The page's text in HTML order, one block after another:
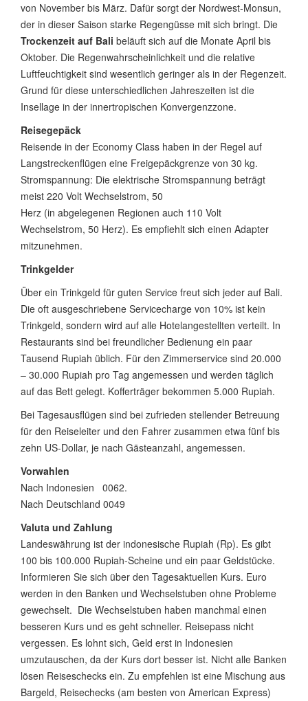
von November bis März. Dafür sorgt der Nordwest-Monsun,
der in dieser Saison starke Regengüsse mit sich bringt. Die
Trockenzeit auf Bali beläuft sich auf die Monate April bis
Oktober. Die Regenwahrscheinlichkeit und die relative
Luftfeuchtigkeit sind wesentlich geringer als in der Regenzeit.
Grund für diese unterschiedlichen Jahreszeiten ist die
Insellage in der innertropischen Konvergenzzone.
Reisegepäck
Reisende in der Economy Class haben in der Regel auf
Langstreckenflügen eine Freigepäckgrenze von 30 kg.
Stromspannung: Die elektrische Stromspannung beträgt
meist 220 Volt Wechselstrom, 50
Herz (in abgelegenen Regionen auch 110 Volt
Wechselstrom, 50 Herz). Es empfiehlt sich einen Adapter
mitzunehmen.
Trinkgelder
Über ein Trinkgeld für guten Service freut sich jeder auf Bali.
Die oft ausgeschriebene Servicecharge von 10% ist kein
Trinkgeld, sondern wird auf alle Hotelangestellten verteilt. In
Restaurants sind bei freundlicher Bedienung ein paar
Tausend Rupiah üblich. Für den Zimmerservice sind 20.000
– 30.000 Rupiah pro Tag angemessen und werden täglich
auf das Bett gelegt. Kofferträger bekommen 5.000 Rupiah.
Bei Tagesausflügen sind bei zufrieden stellender Betreuung
für den Reiseleiter und den Fahrer zusammen etwa fünf bis
zehn US-Dollar, je nach Gästeanzahl, angemessen.
Vorwahlen
Nach Indonesien 0062.
Nach Deutschland 0049
Valuta und Zahlung
Landeswährung ist der indonesische Rupiah (Rp). Es gibt
100 bis 100.000 Rupiah-Scheine und ein paar Geldstücke.
Informieren Sie sich über den Tagesaktuellen Kurs. Euro
werden in den Banken und Wechselstuben ohne Probleme
gewechselt. Die Wechselstuben haben manchmal einen
besseren Kurs und es geht schneller. Reisepass nicht
vergessen. Es lohnt sich, Geld erst in Indonesien
umzutauschen, da der Kurs dort besser ist. Nicht alle Banken
lösen Reiseschecks ein. Zu empfehlen ist eine Mischung aus
Bargeld, Reisechecks (am besten von American Express)